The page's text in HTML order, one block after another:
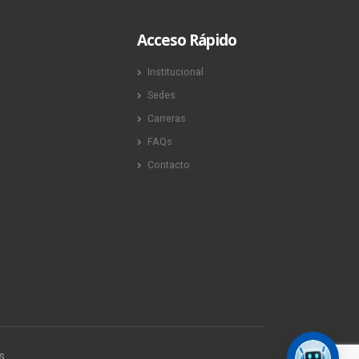
Acceso Rápido
Institucional
Sedes
Carreras
FAQs
Contacto